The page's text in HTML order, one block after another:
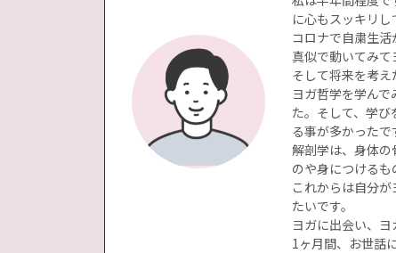
に心もスッキリ
コロナで自粛生
真似で動いてみて
そして将来を考
ヨガ哲学を学ん
た。そして、学
る事が多かったで
解剖学は、身体
のや身につけるも
これからは自分
たいです。
ヨガに出会い、ヨ
1ヶ月間、お世話